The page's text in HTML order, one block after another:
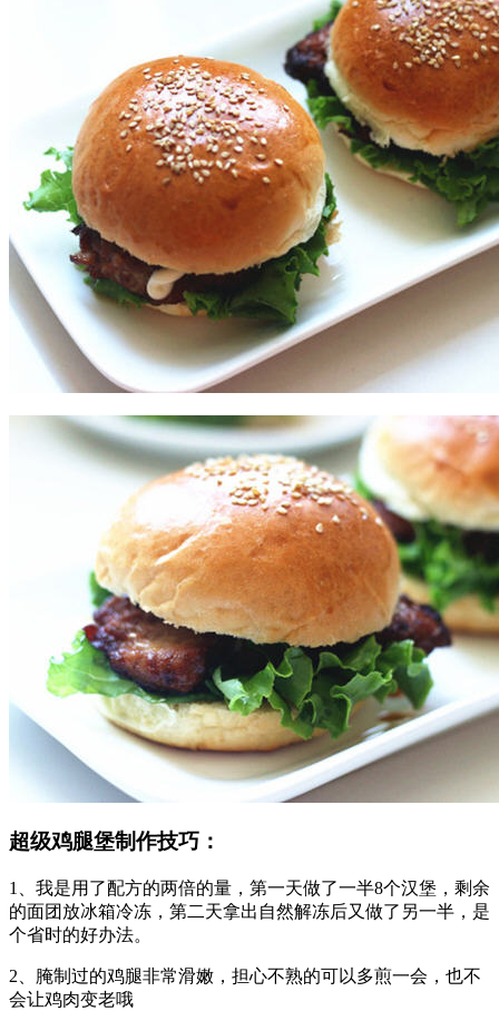
超级鸡腿堡制作技巧：
1、我是用了配方的两倍的量，第一天做了一半8个汉堡，剩余
的面团放冰箱冷冻，第二天拿出自然解冻后又做了另一半，是
个省时的好办法。
2、腌制过的鸡腿非常滑嫩，担心不熟的可以多煎一会，也不
会让鸡肉变老哦